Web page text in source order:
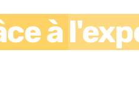
à